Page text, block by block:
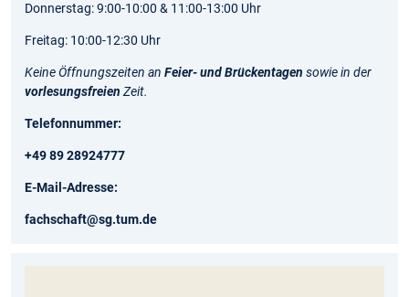
Donnerstag: 9:00-10:00 & 11:00-13:00 Uhr
Freitag: 10:00-12:30 Uhr
Keine Öffnungszeiten an Feier- und Brückentagen sowie in der
vorlesungsfreien Zeit.
Telefonnummer:
+49 89 28924777
E-Mail-Adresse:
fachschaft@sg.tum.de